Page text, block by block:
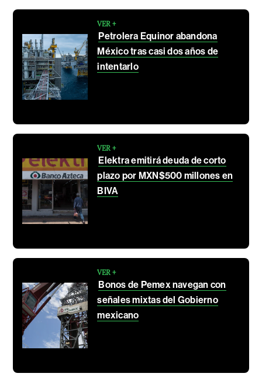
VER +
Petrolera Equinor abandona
México tras casi dos años de
intentarlo
VER +
Elektra emitirá deuda de corto
plazo por MXN$500 millones en
BIVA
VER +
Bonos de Pemex navegan con
señales mixtas del Gobierno
mexicano